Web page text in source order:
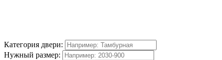
Категория двери:
Нужный размер: